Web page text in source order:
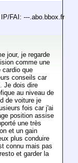
IP/FAI: ---.abo.bbox.fr
jour, je regarde
comme une
cardio que
conseils car
Je dois dire
au niveau de
de voiture je
fois car j'ai
position assise
une très
et un gain
plus conduire
connu mais pas
et garder la